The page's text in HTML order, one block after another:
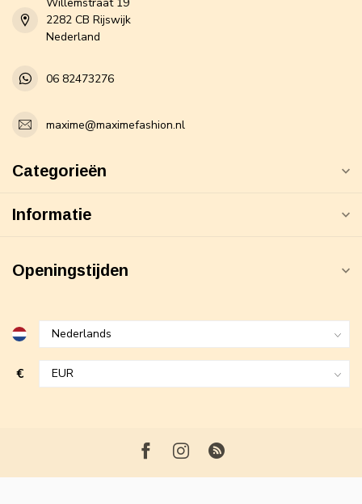
2282 CB Rijswijk
Nederland
06 82473276
maxime@maximefashion.nl
Categorieën
Informatie
Openingstijden
€